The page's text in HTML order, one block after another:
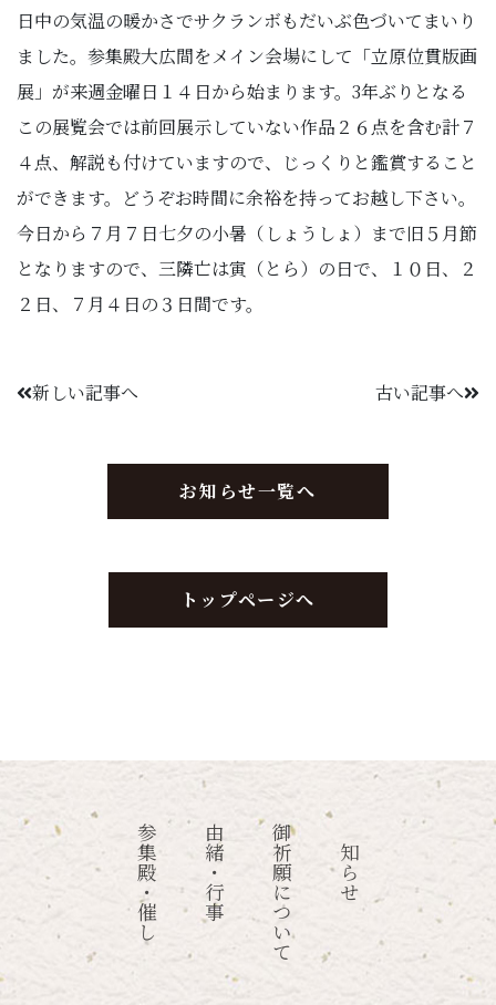
日中の気温の暖かさでサクランボもだいぶ色づいてまいり
ました。参集殿大広間をメイン会場にして「立原位貫版画
展」が来週金曜日１４日から始まります。3年ぶりとなる
この展覧会では前回展示していない作品２６点を含む計７
４点、解説も付けていますので、じっくりと鑑賞すること
ができます。どうぞお時間に余裕を持ってお越し下さい。
今日から７月７日七夕の小暑（しょうしょ）まで旧５月節
となりますので、三隣亡は寅（とら）の日で、１０日、２
２日、７月４日の３日間です。
新しい記事へ 古い記事へ
お知らせ一覧へ
トップページへ
お知らせ
御祈願について
由緒・行事
参集殿・催し